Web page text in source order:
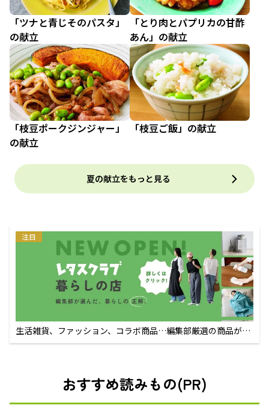
「ツナと青じそのパスタ」
の献立
「とり肉とパプリカの甘酢
あん」の献立
「枝豆ポークジンジャー」
の献立
「枝豆ご飯」の献立
夏の献立をもっと見る
注目
生活雑貨、ファッション、コラボ商品…編集部厳選の商品が買
えるECサイト
おすすめ読みもの(PR)